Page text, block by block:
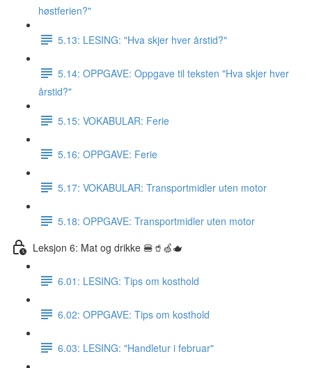
høstferien?"
5.13: LESING: "Hva skjer hver årstid?"
5.14: OPPGAVE: Oppgave til teksten "Hva skjer hver
årstid?"
5.15: VOKABULAR: Ferie
5.16: OPPGAVE: Ferie
5.17: VOKABULAR: Transportmidler uten motor
5.18: OPPGAVE: Transportmidler uten motor
Leksjon 6: Mat og drikke 🍔🥤🍏🫖
6.01: LESING: Tips om kosthold
6.02: OPPGAVE: Tips om kosthold
6.03: LESING: "Handletur i februar"